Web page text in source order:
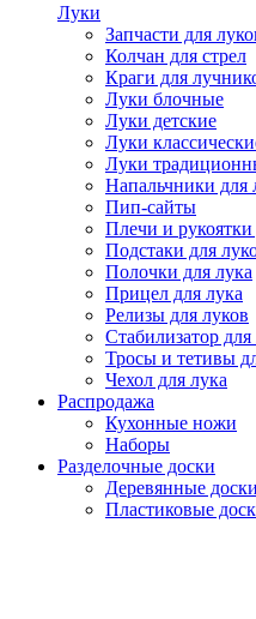
Луки
Запчасти для
Колчан для стрел
Краги для
Луки блочные
Луки детские
Луки
Луки
Напальчники для
Пип-сайты
Плечи и рукоятки
Подстаки для
Полочки для лука
Прицел для лука
Релизы для луков
Стабилизатор для
Тросы и тетивы
Чехол для лука
Распродажа
Кухонные ножи
Наборы
Разделочные доски
Деревянные доски
Пластиковые